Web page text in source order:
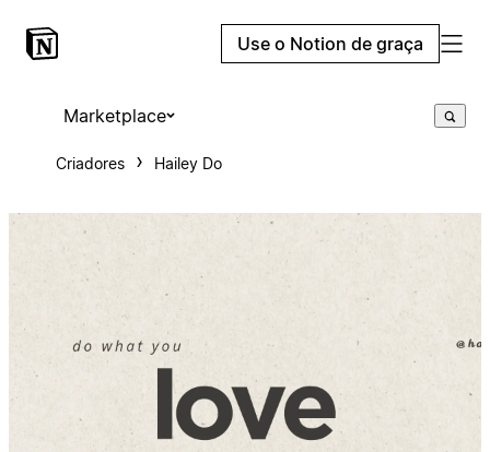
Use o Notion de graça
Marketplace
Criadores Hailey Do